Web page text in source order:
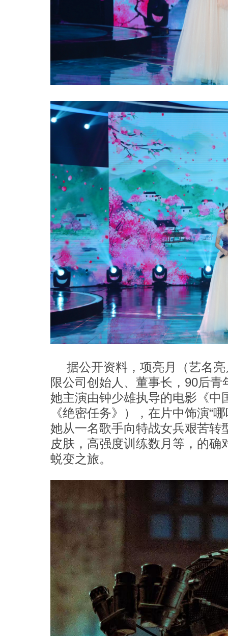
据公开资料，项亮月（艺名
限公司创始人、董事长，90后
她主演由钟少雄执导的电影《中
《绝密任务》），在片中饰演“
她从一名歌手向特战女兵艰苦转
皮肤，高强度训练数月等，的
蜕变之旅。